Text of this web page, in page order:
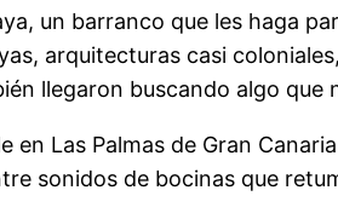
un barranco que les haga
arquitecturas casi
llegaron buscando algo
en Las Palmas de Gran
sonidos de bocinas que